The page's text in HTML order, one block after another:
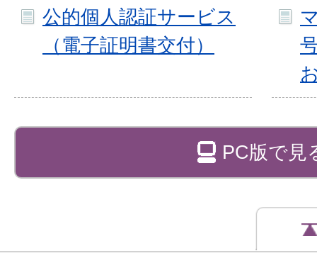
公的個人認証サービス
（電子証明書交付）
PC版で見